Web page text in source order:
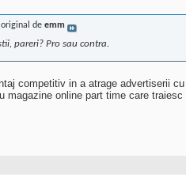
original de emm
pareri? Pro sau contra.
competitiv in a atrage advertiserii
magazine online part time care